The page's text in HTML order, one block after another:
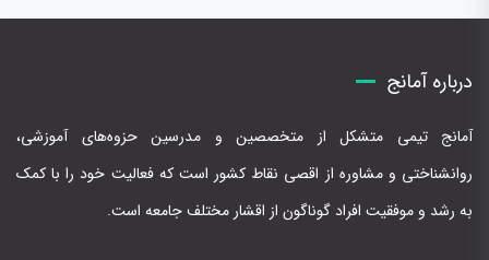
درباره آمانج
آمانج تیمی متشکل از متخصصین و مدرسین حزوه‌های آموزشی،
روانشناختی و مشاوره از اقصی نقاط کشور است که فعالیت خود را با کمک
به رشد و موفقیت افراد گوناگون از اقشار مختلف جامعه است.